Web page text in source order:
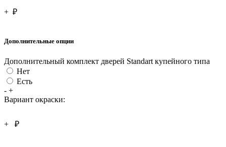
+ ₽
Дополнительные опции
Дополнительный комплект дверей Standart купейного типа
Нет
Есть
- +
Вариант окраски:
+ ₽